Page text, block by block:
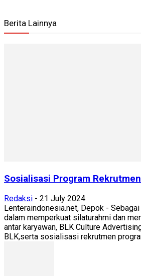
Berita Lainnya
Sosialisasi Program
Redaksi - 21 July 2024
Lenteraindonesia.net, Depok -
dalam memperkuat silaturahmi dan
antar karyawan, BLK Culture
BLK,serta sosialisasi rekrutmen